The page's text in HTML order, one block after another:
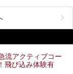
荘」、そして「清風
たま）温泉 山口旅
などのために、一時
のニュースで、「地獄
もいるかもしれませ
か。実は現在は「地
として営業を再開し
流アクティブコー
飛び込み体験有